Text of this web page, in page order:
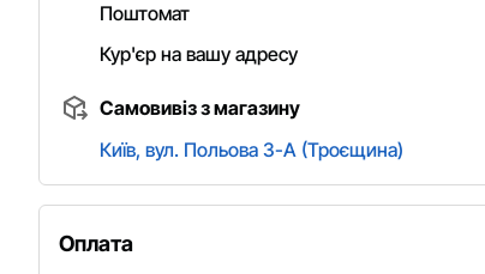
Поштомат
Кур'єр на вашу адресу
Самовивіз з магазину
Київ, вул. Польова 3-А (Троєщина)
Оплата